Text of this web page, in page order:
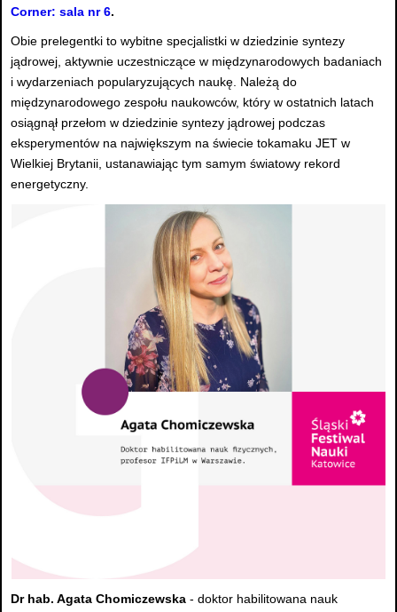
Corner: sala nr 6.
Obie prelegentki to wybitne specjalistki w dziedzinie syntezy
jądrowej, aktywnie uczestniczące w międzynarodowych badaniach
i wydarzeniach popularyzujących naukę. Należą do
międzynarodowego zespołu naukowców, który w ostatnich latach
osiągnął przełom w dziedzinie syntezy jądrowej podczas
eksperymentów na największym na świecie tokamaku JET w
Wielkiej Brytanii, ustanawiając tym samym światowy rekord
energetyczny.
Dr hab. Agata Chomiczewska - doktor habilitowana nauk